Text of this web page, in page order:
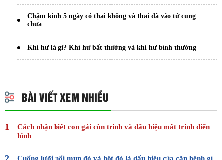
Chậm kinh 5 ngày có thai không và thai đã vào tử cung
chưa
Khí hư là gì? Khí hư bất thường và khí hư bình thường
BÀI VIẾT XEM NHIỀU
Cách nhận biết con gái còn trinh và dấu hiệu mất trinh điển
hình
Cuống lưỡi nổi mụn đỏ và hột đỏ là dấu hiệu của căn bệnh gì